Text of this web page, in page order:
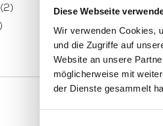
Diese Webseite
Wir verwenden Cookies,
und die Zugriffe auf
Website an unsere
möglicherweise mit
der Dienste gesammelt